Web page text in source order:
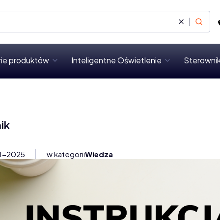
WyczyśćSzukaj
produktów Inteligentne Oświetlenie
2025 w kategoriiWiedza